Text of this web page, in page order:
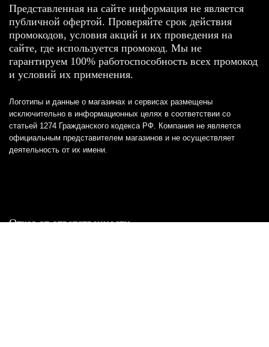
Представленная на сайте информация не является
публичной офертой. Проверяйте срок действия
промокодов, условия акций и их проведения на
сайте, где используется промокод. Мы не
гарантируем 100% работоспособность всех промокод
и условий их применения.
Логотипы и данные о магазинах и сервисах размещены
исключительно в информационных целях в соответствии со
статьей 1274 Гражданского кодекса РФ. Компания не является
официальным представителем магазинов и не осуществляет
деятельность от их имени.
Отказ от ответственности